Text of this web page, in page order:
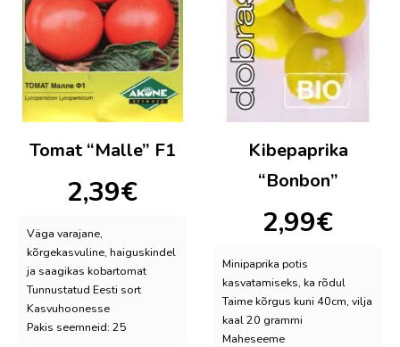
Tomat “Malle” F1
2,39€
Väga varajane,
kõrgekasvuline, haiguskindel
ja saagikas kobartomat
Tunnustatud Eesti sort
Kasvuhoonesse
Pakis seemneid: 25
Kibepaprika
“Bonbon”
2,99€
Minipaprika potis
kasvatamiseks, ka rõdul
Taime kõrgus kuni 40cm, vilja
kaal 20 grammi
Maheseeme